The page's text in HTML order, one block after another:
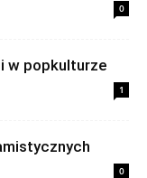
0
w popkulturze
1
0